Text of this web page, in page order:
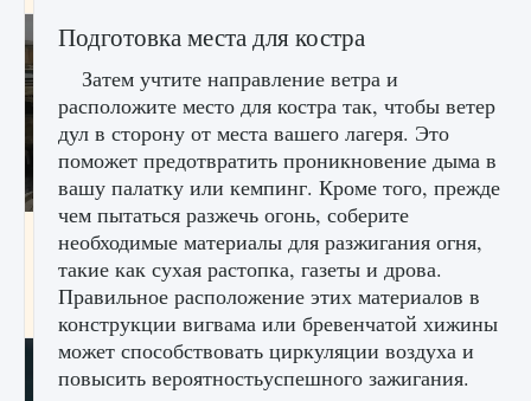
Как исправить текстовую ошибку
пользовательского интерфейса Delta
Force Hawk Ops
9 августа 2024
Подготовка места для костра
Затем учтите направление ветра и
расположите место для костра так, чтобы ветер
дул в сторону от места вашего лагеря. Это
поможет предотвратить проникновение дыма в
вашу палатку или кемпинг. Кроме того, прежде
чем пытаться разжечь огонь, соберите
необходимые материалы для разжигания огня,
такие как сухая растопка, газеты и дрова.
Правильное расположение этих материалов в
конструкции вигвама или бревенчатой ​​хижины
может способствовать циркуляции воздуха и
повысить вероятностьуспешного зажигания.